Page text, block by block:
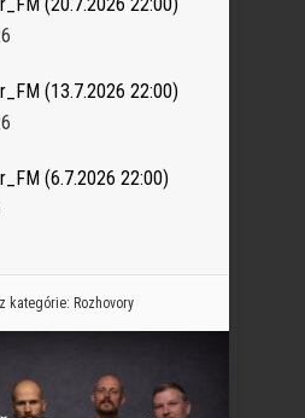
(13.7.2026 22:00)
(6.7.2026 22:00)
kategórie: Rozhovory